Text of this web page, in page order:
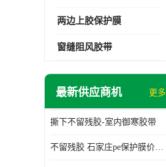
两边上胶保护膜
窗缝阻风胶带
最新供应商机 更多
撕下不留残胶-室内御寒胶带
不留残胶 石家庄pe保护膜价格 塑料薄膜